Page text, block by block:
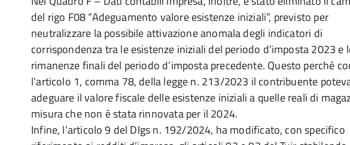
del rigo F08 “Adeguamento valore esistenze iniziali”, previsto per
neutralizzare la possibile attivazione anomala degli indicatori di
corrispondenza tra le esistenze iniziali del periodo d’imposta 2023 e
rimanenze finali del periodo d’imposta precedente. Questo perché
l’articolo 1, comma 78, della legge n. 213/2023 il contribuente
adeguare il valore fiscale delle esistenze iniziali a quelle reali di
misura che non è stata rinnovata per il 2024.
Infine, l’articolo 9 del Dlgs n. 192/2024, ha modificato, con specifico